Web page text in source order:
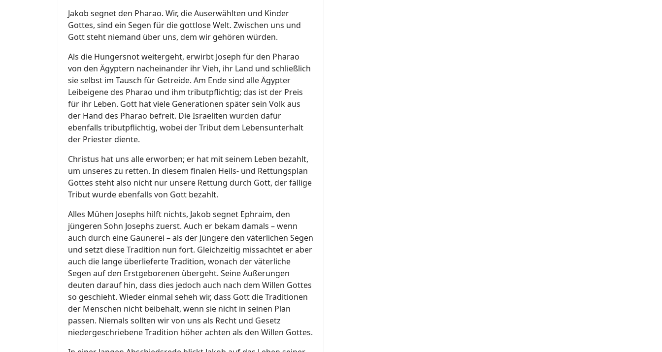
Jakob segnet den Pharao. Wir, die Auserwählten und Kinder
Gottes, sind ein Segen für die gottlose Welt. Zwischen uns und
Gott steht niemand über uns, dem wir gehören würden.
Als die Hungersnot weitergeht, erwirbt Joseph für den Pharao
von den Ägyptern nacheinander ihr Vieh, ihr Land und schließlich
sie selbst im Tausch für Getreide. Am Ende sind alle Ägypter
Leibeigene des Pharao und ihm tributpflichtig; das ist der Preis
für ihr Leben. Gott hat viele Generationen später sein Volk aus
der Hand des Pharao befreit. Die Israeliten wurden dafür
ebenfalls tributpflichtig, wobei der Tribut dem Lebensunterhalt
der Priester diente.
Christus hat uns alle erworben; er hat mit seinem Leben bezahlt,
um unseres zu retten. In diesem finalen Heils- und Rettungsplan
Gottes steht also nicht nur unsere Rettung durch Gott, der fällige
Tribut wurde ebenfalls von Gott bezahlt.
Alles Mühen Josephs hilft nichts, Jakob segnet Ephraim, den
jüngeren Sohn Josephs zuerst. Auch er bekam damals – wenn
auch durch eine Gaunerei – als der Jüngere den väterlichen Segen
und setzt diese Tradition nun fort. Gleichzeitig missachtet er aber
auch die lange überlieferte Tradition, wonach der väterliche
Segen auf den Erstgeborenen übergeht. Seine Äußerungen
deuten darauf hin, dass dies jedoch auch nach dem Willen Gottes
so geschieht. Wieder einmal seheh wir, dass Gott die Traditionen
der Menschen nicht beibehält, wenn sie nicht in seinen Plan
passen. Niemals sollten wir von uns als Recht und Gesetz
niedergeschriebene Tradition höher achten als den Willen Gottes.